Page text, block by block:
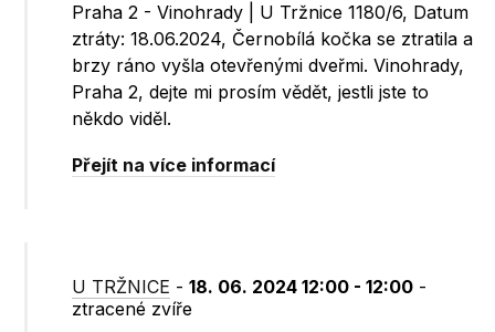
Praha 2 - Vinohrady | U Tržnice 1180/6, Datum
ztráty: 18.06.2024, Černobílá kočka se ztratila a
brzy ráno vyšla otevřenými dveřmi. Vinohrady,
Praha 2, dejte mi prosím vědět, jestli jste to
někdo viděl.
Přejít na více informací
U TRŽNICE -18. 06. 2024 12:00 - 12:00 -
ztracené zvíře